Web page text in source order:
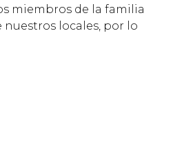
miembros de la familia
locales, por lo